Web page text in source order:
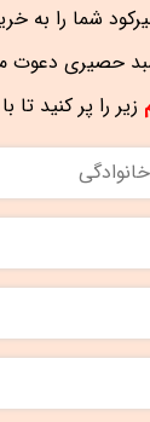
شما را به
حصیری دعوت
زیر را پر کنید تا